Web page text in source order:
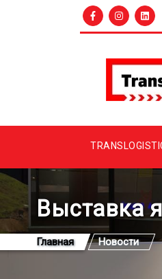
Выставка
Главная Новости